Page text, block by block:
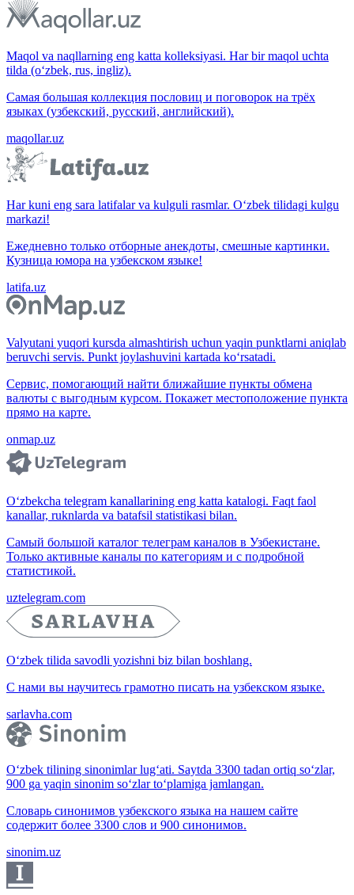
Maqol va naqllarning eng katta kolleksiyasi. Har bir maqol uchta
tilda (o‘zbek, rus, ingliz).
Самая большая коллекция пословиц и поговорок на трёх
языках (узбекский, русский, английский).
maqollar.uz
Har kuni eng sara latifalar va kulguli rasmlar. O‘zbek tilidagi kulgu
markazi!
Ежедневно только отборные анекдоты, смешные картинки.
Кузница юмора на узбекском языке!
latifa.uz
Valyutani yuqori kursda almashtirish uchun yaqin punktlarni aniqlab
beruvchi servis. Punkt joylashuvini kartada ko‘rsatadi.
Сервис, помогающий найти ближайшие пункты обмена
валюты с выгодным курсом. Покажет местоположение пункта
прямо на карте.
onmap.uz
O‘zbekcha telegram kanallarining eng katta katalogi. Faqt faol
kanallar, ruknlarda va batafsil statistikasi bilan.
Самый большой каталог телеграм каналов в Узбекистане.
Только активные каналы по категориям и с подробной
статистикой.
uztelegram.com
O‘zbek tilida savodli yozishni biz bilan boshlang.
С нами вы научитесь грамотно писать на узбекском языке.
sarlavha.com
O‘zbek tilining sinonimlar lug‘ati. Saytda 3300 tadan ortiq so‘zlar,
900 ga yaqin sinonim so‘zlar to‘plamiga jamlangan.
Словарь синонимов узбекского языка на нашем сайте
содержит более 3300 слов и 900 синонимов.
sinonim.uz